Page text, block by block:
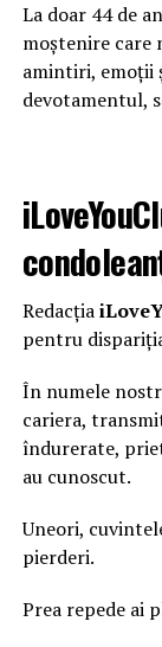
La doar 44 de
moștenire care
amintiri, emoții
devotamentul,
Redacția
pentru
În numele
cariera,
îndurerate,
au cunoscut.
Uneori,
pierderi.
Prea repede ai